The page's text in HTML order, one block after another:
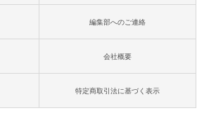
編集部へのご連絡
会社概要
特定商取引法に基づく表示